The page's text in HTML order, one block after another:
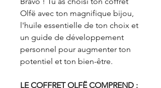
Olfë avec ton magnifique bijou,
l'huile essentielle de ton choix et
un guide de développement
personnel pour augmenter ton
potentiel et ton bien-être.
LE COFFRET OLFË COMPREND :